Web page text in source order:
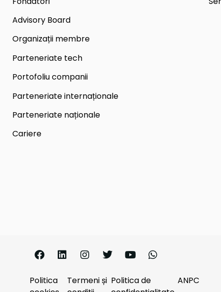
Advisory Board
Organizații membre
Parteneriate tech
Portofoliu companii
Parteneriate internaționale
Parteneriate naționale
Cariere
Politica
Termeni și Politica de
ANPC